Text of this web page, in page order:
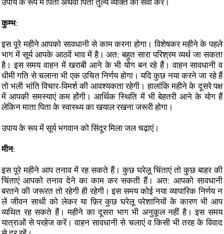
कुम्भ:
इस पूरे महीने आपको सावधानी से काम करना होगा। विशेषकर महीने के पहले
भाग में सूर्य आपके आठवें भाव में है। अत: बहुत सारा परिश्रम व्यर्थ जा सकता
है। इस समय वाहन में खराबी आने के भी योग बन रहे हैं। वाहन सावधानी व
धीमी गति से चलाना भी एक उचित निर्णय होगा। यदि कुछ नया करने जा रहे हैं
तो भली भांति विचार-विमर्श की आवश्यकता रहेगी। हालांकि महीने के दूसरे पक्ष
में आपकी समस्याएं कम होंगी। आर्थिक स्थिति में भी बेहतरी आने के योग हैं
लेकिन माता पिता के स्वास्थ्य का खयाल रखना जरूरी होगा।
उपाय के रूप में सूर्य भगवान को सिंदूर मिला जल चढ़ाएं।
मीन:
इस पूरे महीने आप तनाव में रह सकते हैं। कुछ घरेलू चिंताएं तो कुछ बाहर की
चिंताएं आपको तनाव देने का काम कर सकती हैं। अत: आपको सावधानी
बरतने की जरूरत तो रहेगी ही रहेगी। इस समय कोई नया व्यापारिक निर्णय न
लें जीवन साथी को लेकर या फ़िर कुछ घरेलू परेशानियों के कारण भी आप
व्यथित रह सकते हैं। महीने का दूसरा भाग भी अनुकूल नहीं है। इस समय
यात्राओं से परहेज करें। वाहन सावधानी से चलाएं व किसी भी तरह के विवाद